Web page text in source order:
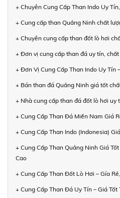
+ Chuyên Cung Cấp Than Indo Uy
+ Cung cấp than Quảng Ninh chất
+ Chuyên cung cấp than đốt lò hơi
+ Đơn vị cung cấp than đá uy tín,
+ Đơn Vị Cung Cấp Than Indo Uy Tín
+ Bán than đá Quảng Ninh giá tốt
+ Nhà cung cấp than đá đốt lò hơi uy
+ Cung Cấp Than Đá Miền Nam Giá
+ Cung Cấp Than Indo (Indonesia)
+ Cung Cấp Than Quảng Ninh Giá
Cao
+ Cung Cấp Than Đốt Lò Hơi – Gía
+ Cung Cấp Than Đá Uy Tín – Giá Tốt